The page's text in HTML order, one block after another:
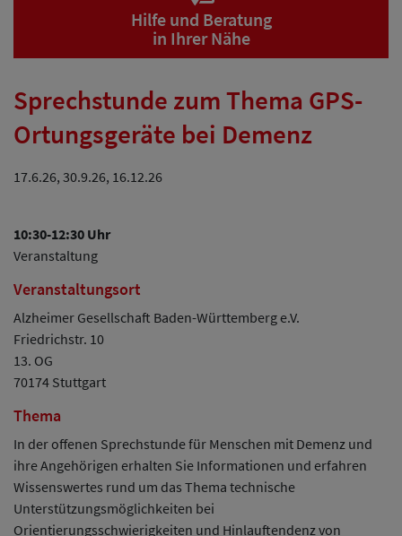
Hilfe und Beratung
in Ihrer Nähe
Sprechstunde zum Thema GPS-
Ortungsgeräte bei Demenz
17.6.26, 30.9.26, 16.12.26
10:30-12:30 Uhr
Veranstaltung
Veranstaltungsort
Alzheimer Gesellschaft Baden-Württemberg e.V.
Friedrichstr. 10
13. OG
70174 Stuttgart
Thema
In der offenen Sprechstunde für Menschen mit Demenz und
ihre Angehörigen erhalten Sie Informationen und erfahren
Wissenswertes rund um das Thema technische
Unterstützungsmöglichkeiten bei
Orientierungsschwierigkeiten und Hinlauftendenz von